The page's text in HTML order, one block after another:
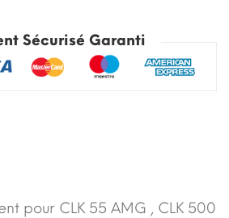
Sécurisé Garanti
pour CLK 55 AMG , CLK 500